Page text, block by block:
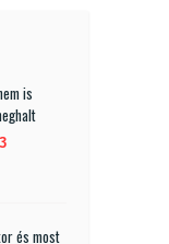
is
és most